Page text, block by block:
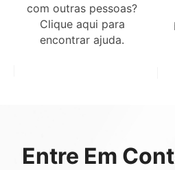
com outras pessoas?
Clique aqui para
encontrar ajuda.
Entre Em